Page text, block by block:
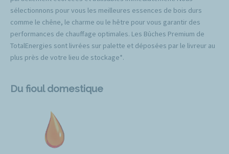
sélectionnons pour vous les meilleures essences de bois durs
comme le chêne, le charme ou le hêtre pour vous garantir des
performances de chauffage optimales. Les Bûches Premium de
TotalEnergies sont livrées sur palette et déposées par le livreur au
plus près de votre lieu de stockage*.
Du fioul domestique